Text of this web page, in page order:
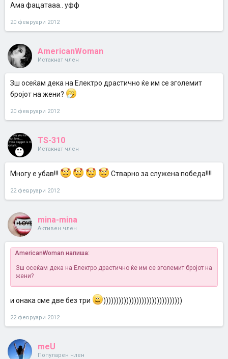
Ама фацатааа.. уфф
20 февруари 2012
AmericanWoman
Истакнат член
Зш осеќам дека на Електро драстично ќе им се зголемит
бројот на жени?
20 февруари 2012
TS-310
Истакнат член
Многу е убав!!! Стварно за служена победа!!!!
22 февруари 2012
mina-mina
Активен член
AmericanWoman напиша:
Зш осеќам дека на Електро драстично ќе им се зголемит бројот на
жени?
и онака сме две без три )))))))))))))))))))))))))))))))
22 февруари 2012
meU
Популарен член